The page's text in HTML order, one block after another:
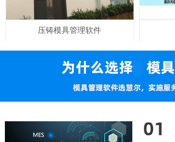
压铸模具管理软件